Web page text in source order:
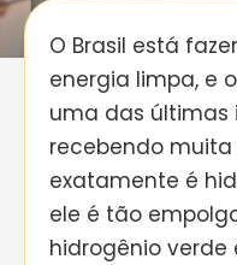
O Brasil está
energia limpa, e
uma das últimas
recebendo
exatamente é
ele é tão
hidrogênio